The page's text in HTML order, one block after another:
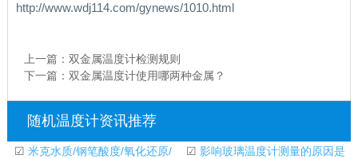
http://www.wdj114.com/gynews/1010.html
上一篇： 双金属温度计检测规则
下一篇： 双金属温度计使用哪两种金属？
随机温度计资讯推荐
☑ 米克水质/钢笔酸度/氧化还原/
☑ 影响玻璃温度计测量的原因是